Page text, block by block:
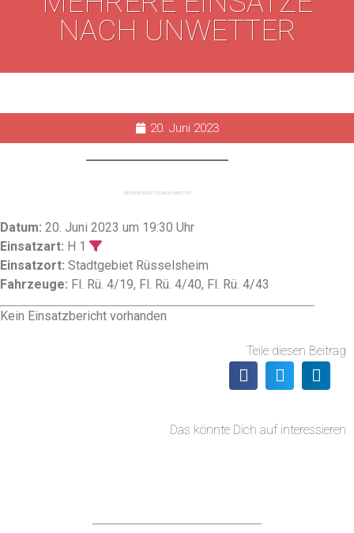
NACH UNWETTER
20. Juni 2023
MEHRERE EINSÄTZE NACH UNWETTER
Datum: 20. Juni 2023 um 19:30 Uhr
Einsatzart: H 1
Einsatzort: Stadtgebiet Rüsselsheim
Fahrzeuge: Fl. Rü. 4/19, Fl. Rü. 4/40, Fl. Rü. 4/43
Kein Einsatzbericht vorhanden
Teile diesen Beitrag
Das könnte Dich auf interessieren